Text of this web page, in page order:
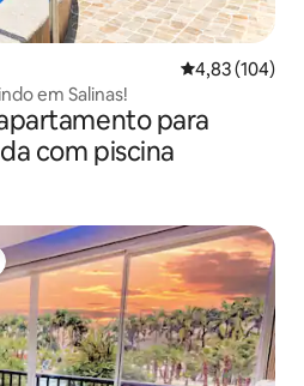
4,83 de uma
4,83 (104)
em Salinas!
para
com piscina